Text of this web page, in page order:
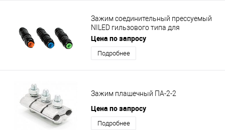
Зажим соединительный прессуемый
NILED гильзового типа для
соединения СИП на ответвлениях
MJPB 10-16
Цена по запросу
Подробнее
Зажим плашечный ПА-2-2
Цена по запросу
Подробнее